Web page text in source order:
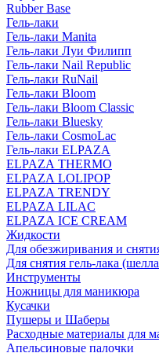
Rubber Base
Гель-лаки
Гель-лаки Manita
Гель-лаки Луи Филипп
Гель-лаки Nail Republic
Гель-лаки RuNail
Гель-лаки Bloom
Гель-лаки Bloom Classic
Гель-лаки Bluesky
Гель-лаки CosmoLac
Гель-лаки ELPAZA
ELPAZA THERMO
ELPAZA LOLIPOP
ELPAZA TRENDY
ELPAZA LILAC
ELPAZA IСE CREAM
Жидкости
Для обезжиривания и
Для снятия гель-лака
Инструменты
Ножницы для маникюра
Кусачки
Пушеры и Шаберы
Расходные материалы для
Апельсиновые палочки